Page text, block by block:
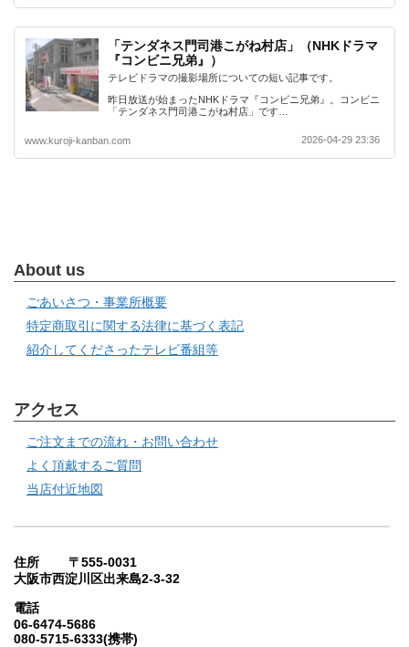
「テンダネス門司港こがね村店」（NHKドラマ
『コンビニ兄弟』）
テレビドラマの撮影場所についての短い記事です。
昨日放送が始まったNHKドラマ『コンビニ兄弟』。コンビニ
「テンダネス門司港こがね村店」です…
www.kuroji-kanban.com 2026-04-29 23:36
About us
ごあいさつ・事業所概要
特定商取引に関する法律に基づく表記
紹介してくださったテレビ番組等
アクセス
ご注文までの流れ・お問い合わせ
よく頂戴するご質問
当店付近地図
住所 〒555-0031
大阪市西淀川区出来島2-3-32
電話
06-6474-5686
080-5715-6333(携帯)